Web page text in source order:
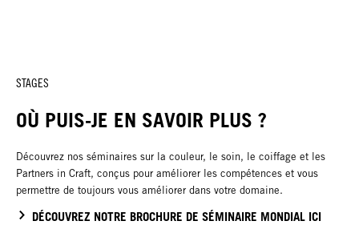
STAGES
OÙ PUIS-JE EN SAVOIR PLUS ?
Découvrez nos séminaires sur la couleur, le soin, le coiffage et les
Partners in Craft, conçus pour améliorer les compétences et vous
permettre de toujours vous améliorer dans votre domaine.
DÉCOUVREZ NOTRE BROCHURE DE SÉMINAIRE MONDIAL ICI